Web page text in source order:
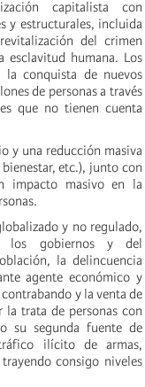
capitalista con
y estructurales, incluida
del crimen
esclavitud humana. Los
la conquista de nuevos
de personas a través
que no tienen cuenta
y una reducción masiva
etc.), junto con
impacto masivo en la
y no regulado,
los gobiernos y del
la delincuencia
agente económico y
y la venta de
trata de personas con
su segunda fuente de
ilícito de armas,
consigo niveles